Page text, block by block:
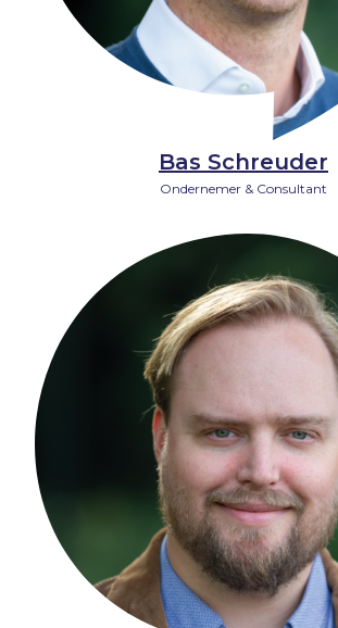
Bas Schreuder
Ondernemer & Consultant